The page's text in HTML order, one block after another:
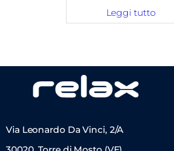
Leggi tutto
Via Leonardo Da Vinci, 2/A